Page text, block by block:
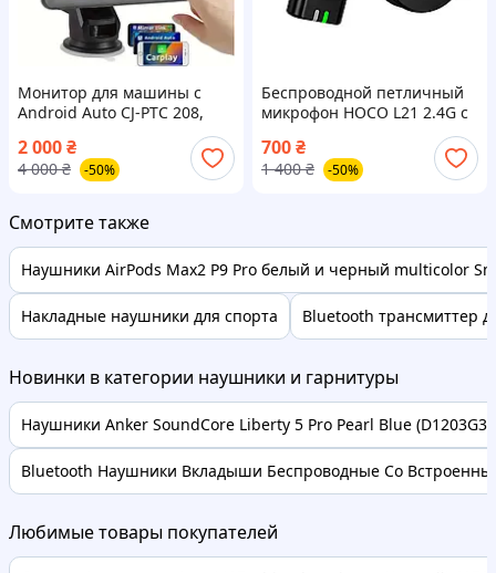
Монитор для машины с
Android Auto CJ-PTC 208,
автомобиля с Carplay
2 000₴
4 000 ₴ -50%
Беспроводной петличный
микрофон HOCO L21 2.4G с
700₴
1 400 ₴ -50%
Смотрите также
Наушники AirPods Max2 P9 Pro белый и черный multicolor
Накладные наушники для спорта Bluetooth трансмиттер
Новинки в категории наушники и гарнитуры
Наушники Anker SoundСore Liberty 5 Pro Pearl Blue
Bluetooth Наушники Вкладыши Беспроводные Со
Любимые товары покупателей